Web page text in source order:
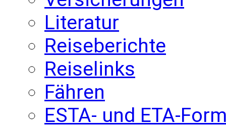
Literatur
Reiseberichte
Reiselinks
Fähren
ESTA- und ETA-